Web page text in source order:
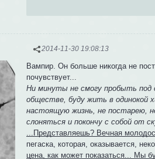
2014-11-30 19:08:13
Вампир. Он больше никогда не
почувствует...
Ни минуты не смогу пробыть под
обществе, буду жить в одинокой
настоящую жизнь, не постарею,
слоняться и покончу с собой от
...Представляешь? Вечная
пегаска, которая, оказывается,
цена, как может показаться... Мы